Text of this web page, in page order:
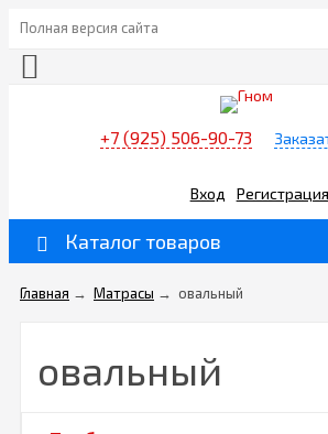
Полная версия сайта
+7 (925) 506-90-73
Вход Регистрация
Каталог товаров
Главная → Матрасы → овальный
овальный